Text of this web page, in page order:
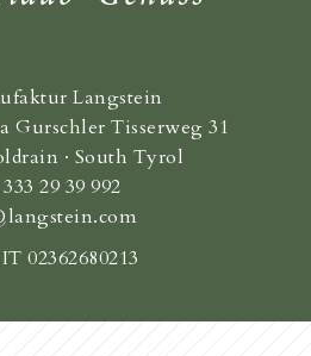
Langstein
Gurschler Tisserweg 31
· South Tyrol
29 39 992
02362680213